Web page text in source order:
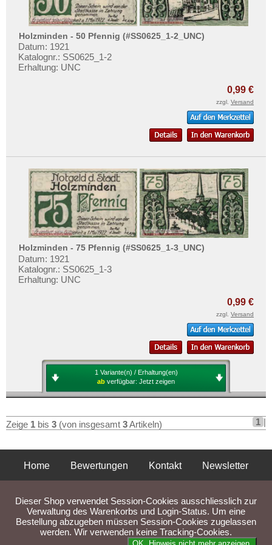
Hoyer
Hoyerswerda
Hoym
Husby
Orte mit M...
Orte mit N...
Orte mit O...
Orte mit P...
Orte mit Q...
Orte mit R...
Orte mit W...
Orte mit X...
Testbanknoten
Banknotenbriefe
Kataloge
Aufbewahrung
Informationen
Preislisten
Ankauf
Erhaltungsgrade
Gratisbanknoten
FAQ
Mehr über...
Impressum
Holzminden - 50 Pfennig (#SS0625_1-2_UNC)
Datum: 1921
Katalognr.: SS0625_1-2
Erhaltung: UNC
0,99 €
zzgl. Versand
Holzminden - 75 Pfennig (#SS0625_1-3_UNC)
Datum: 1921
Katalognr.: SS0625_1-3
Erhaltung: UNC
0,99 €
zzgl. Versand
1 Variante(n) / Erhaltung(en)
ab verfügbar: Jetzt zeigen
Zeige 1 bis 3 (von insgesamt 3Artikeln) 1 |
Home Bewertungen Kontakt
Newsletter
Liefer- und Versandkosten
Dieser Shop verwendet Session-Cookies ausschliesslich zur
Verwaltung des Warenkorbs und Login-Status. Um eine
Bestellung abzugeben müssen Session-Cookies zugelassen
werden. Wir verwenden keine Tracking-Cookies.